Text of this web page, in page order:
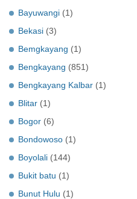
Bayuwangi (1)
Bekasi (3)
Bemgkayang (1)
Bengkayang (851)
Bengkayang Kalbar (1)
Blitar (1)
Bogor (6)
Bondowoso (1)
Boyolali (144)
Bukit batu (1)
Bunut Hulu (1)